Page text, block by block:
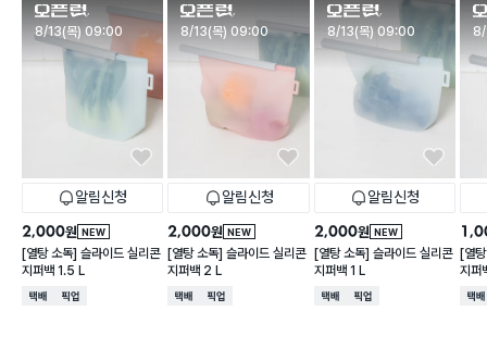
판매시작
8/13(목) 09:00
알림신청
NEW
2,000원
[열탕 소독] 슬라이드 실리콘
지퍼백 1.5 L
택배배송매장픽업
판매시작
8/13(목) 09:00
알림신청
NEW
2,000원
[열탕 소독] 슬라이드 실리콘
지퍼백 2 L
택배배송매장픽업
판매시작
8/13(목) 09:00
알림신청
NEW
2,000원
[열탕 소독] 슬라이드 실리콘
지퍼백 1 L
택배배송매장픽업
8/
[열
지
택배